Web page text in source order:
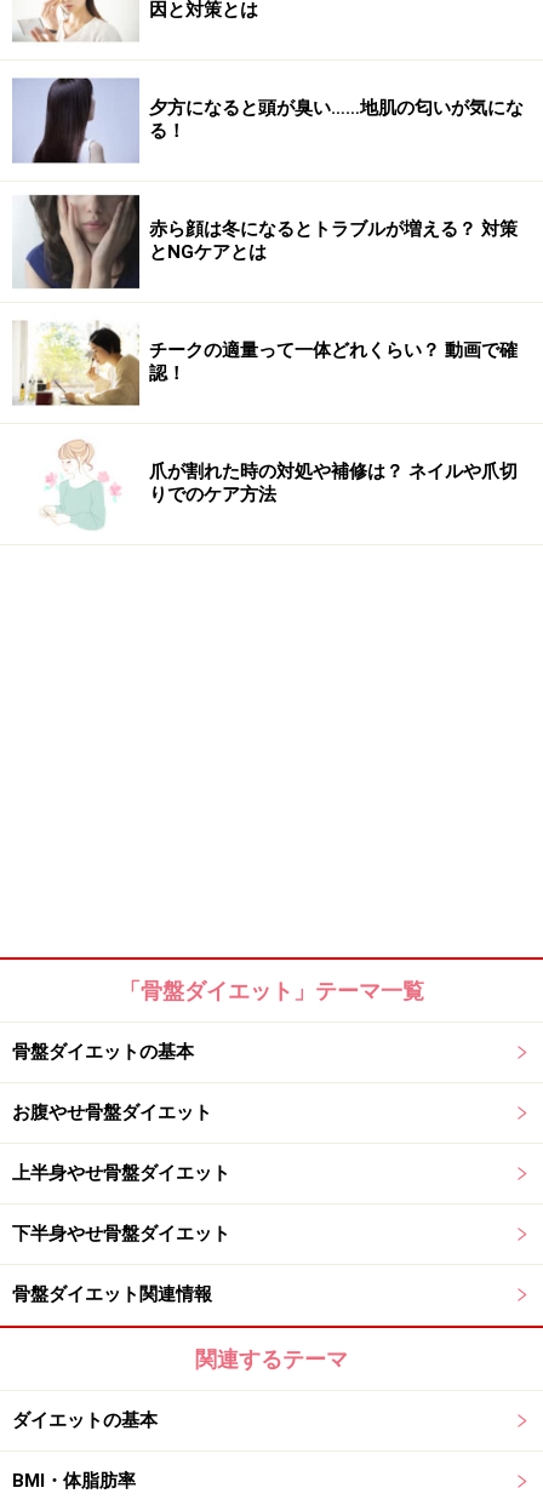
因と対策とは
夕方になると頭が臭い……地肌の匂いが気にな
る！
赤ら顔は冬になるとトラブルが増える？ 対策
とNGケアとは
チークの適量って一体どれくらい？ 動画で確
認！
爪が割れた時の対処や補修は？ ネイルや爪切
りでのケア方法
「骨盤ダイエット」テーマ一覧
骨盤ダイエットの基本
お腹やせ骨盤ダイエット
上半身やせ骨盤ダイエット
下半身やせ骨盤ダイエット
骨盤ダイエット関連情報
関連するテーマ
ダイエットの基本
BMI・体脂肪率